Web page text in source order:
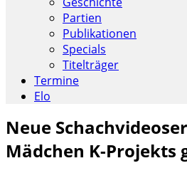
Partien
Publikationen
Specials
Titelträger
Termine
Elo
Neue
Mädchen K-Projekts